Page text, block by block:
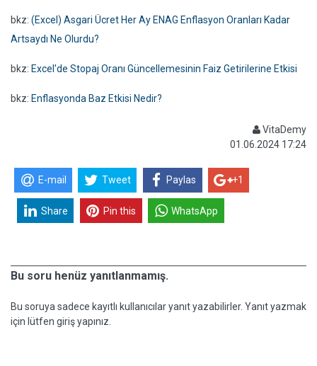
bkz: (Excel) Asgari Ücret Her Ay ENAG Enflasyon Oranları Kadar
Artsaydı Ne Olurdu?
bkz: Excel'de Stopaj Oranı Güncellemesinin Faiz Getirilerine Etkisi
bkz: Enflasyonda Baz Etkisi Nedir?
VitaDemy
01.06.2024 17:24
E-mail Tweet Paylas +1
Share Pin this WhatsApp
Bu soru henüz yanıtlanmamış.
Bu soruya sadece kayıtlı kullanıcılar yanıt yazabilirler. Yanıt yazmak
için lütfen giriş yapınız.